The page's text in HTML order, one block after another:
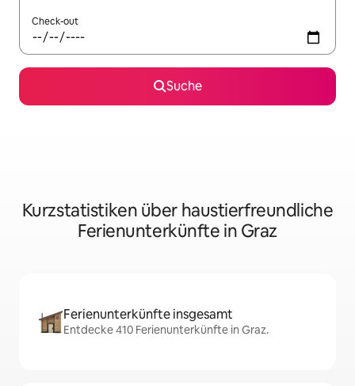
Check-out
Suche
Kurzstatistiken über haustierfreundliche
Ferienunterkünfte in Graz
Ferienunterkünfte insgesamt
Entdecke 410 Ferienunterkünfte in Graz.